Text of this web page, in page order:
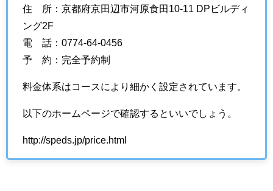
住 所：京都府京田辺市河原食田10-11 DPビルディ
ング2F
電 話：0774-64-0456
予 約：完全予約制
料金体系はコースにより細かく設定されています。
以下のホームページで確認するといいでしょう。
http://speds.jp/price.html